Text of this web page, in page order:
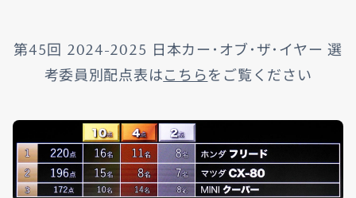
第45回 2024-2025 日本カー･オブ･ザ･イヤー 選
考委員別配点表はこちらをご覧ください